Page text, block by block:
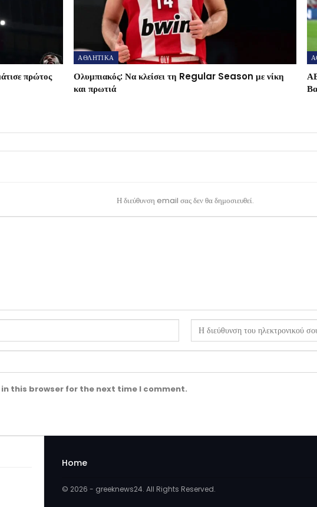
πρώτος
ΑΘΛΗΤΙΚΑ
Ολυμπιακός: Να κλείσει τη Regular Season με νίκη
και πρωτιά
Η διεύθυνση email σας δεν θα δημοσιευθεί.
this browser for the next time I comment.
Home
© 2026 - greeknews24. All Rights Reserved.